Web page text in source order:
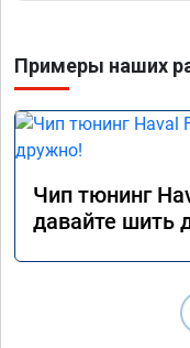
Примеры наших
Чип тюнинг
давайте шить